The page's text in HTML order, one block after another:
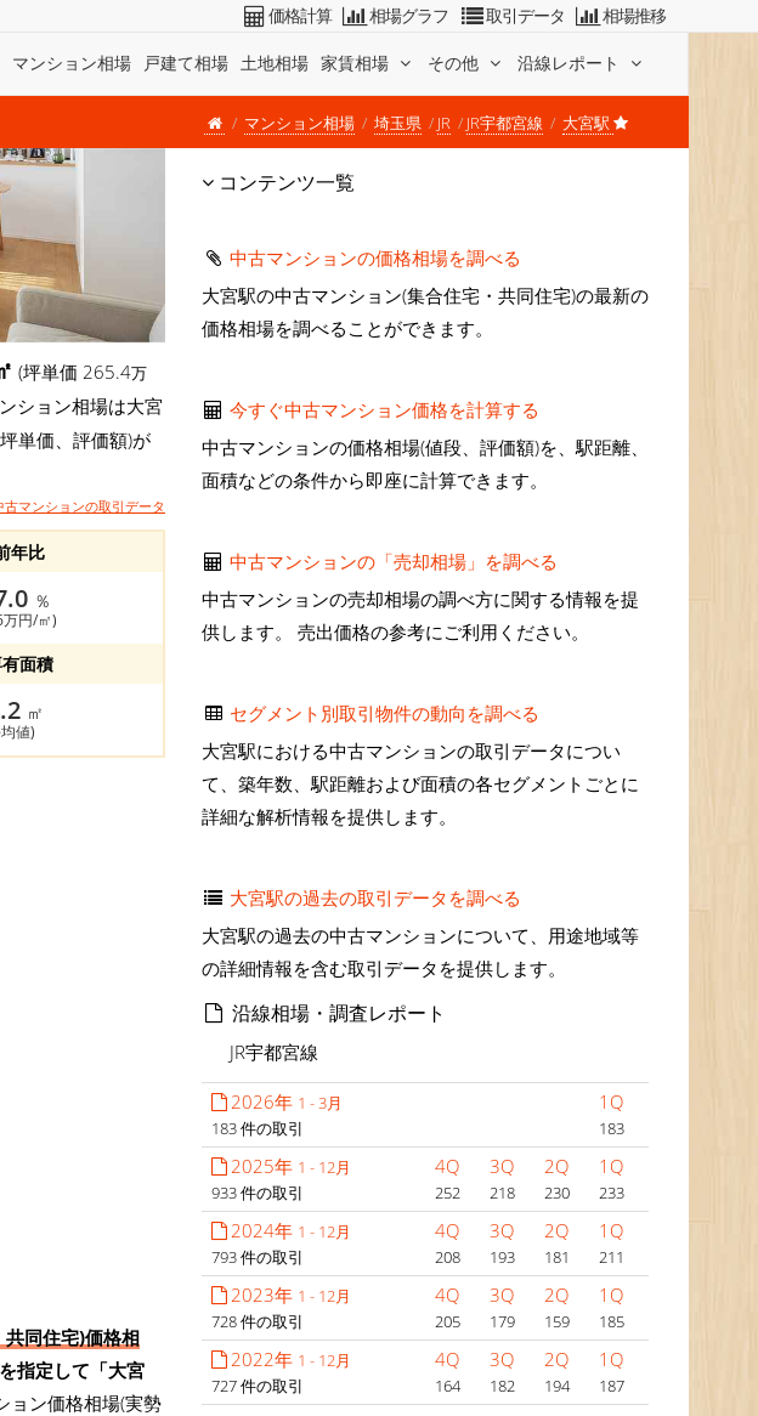
マンション相場 戸建て相場 土地相場 家賃相場 その他 沿線レポート
価格計算 相場グラフ 取引データ 相場推移
マンション相場 埼玉県 JR JR宇都宮線 大宮駅
(坪単価 265.4万
ション相場は大宮
単価、評価額)が
古マンションの取引データ
年比
％
円/㎡)
面積
㎡
値)
同住宅)価格相
指定して「大宮
ョン価格相場(実勢
コンテンツ一覧
中古マンションの価格相場を調べる
大宮駅の中古マンション(集合住宅・共同住宅)の最新の
価格相場を調べることができます。
今すぐ中古マンション価格を計算する
中古マンションの価格相場(値段、評価額)を、駅距離、
面積などの条件から即座に計算できます。
中古マンションの「売却相場」を調べる
中古マンションの売却相場の調べ方に関する情報を提
供します。 売出価格の参考にご利用ください。
セグメント別取引物件の動向を調べる
大宮駅における中古マンションの取引データについ
て、築年数、駅距離および面積の各セグメントごとに
詳細な解析情報を提供します。
大宮駅の過去の取引データを調べる
大宮駅の過去の中古マンションについて、用途地域等
の詳細情報を含む取引データを提供します。
沿線相場・調査レポート
JR宇都宮線
2026年 1 - 3月
183 件の取引
1Q
183
2025年 1 - 12月
933 件の取引
4Q
252
3Q
218
2Q
230
1Q
233
2024年 1 - 12月
793 件の取引
4Q
208
3Q
193
2Q
181
1Q
211
2023年 1 - 12月
728 件の取引
4Q
205
3Q
179
2Q
159
1Q
185
2022年 1 - 12月
727 件の取引
4Q
164
3Q
182
2Q
194
1Q
187